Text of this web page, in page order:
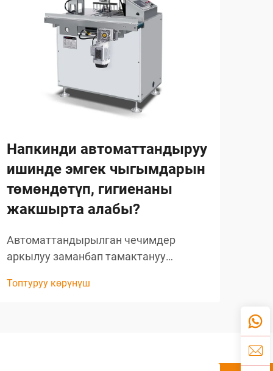
Напкинди автоматтандыруу
ишинде эмгек чыгымдарын
төмөндөтүп, гигиенаны
жакшырта алабы?
Автоматтандырылган чечимдер
аркылуу заманбап тамактануу
индустриясы операциялык ишке
Топтуруу көрүнүш